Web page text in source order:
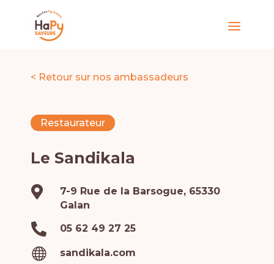
< Retour sur nos ambassadeurs
Restaurateur
Le Sandikala

7-9 Rue de la Barsogue, 65330
Galan
 05 62 49 27 25
 sandikala.com